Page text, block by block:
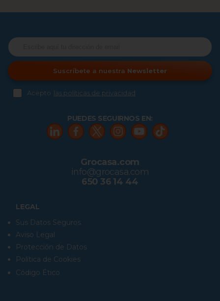
Suscríbete a nuestra Newsletter
Acepto las políticas de privacidad
LEGAL
Sus Datos Seguros
Aviso Legal
Protección de Datos
Política de Cookies
Código Ético
PUEDES SEGUIRNOS EN:
Grocasa.com
info@grocasa.com
650 36 14 44